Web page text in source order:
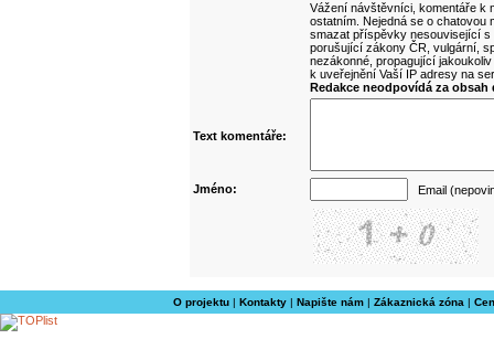
Vážení návštěvníci, komentáře k
ostatním. Nejedná se o
smazat příspěvky nesouvisející
porušující zákony ČR, vulgární,
nezákonné, propagující
k uveřejnění Vaší IP adresy na
Redakce neodpovídá za
Text komentáře:
Jméno: Email
O projektu| Kontakty| Napište nám| Zákaznická zóna |